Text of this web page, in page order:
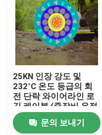
홈
25KN 인장 강도 및
232°C 온도 등급의 회
전 단락 와이어라인 로
깅 케이블 (중장비 유정
로깅용)
문의 보내기